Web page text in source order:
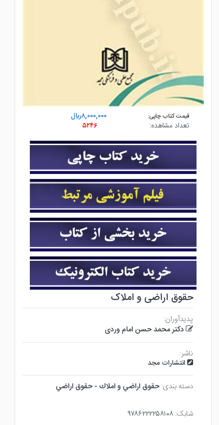
قیمت کتاب چاپی:
۸,۰۰۰,۰۰۰ريال
تعداد مشاهده:
۵۲۴۶
حقوق اراضی و املاک
پدیدآوران:
دکتر محمد حسن امام وردی
ناشر:
انتشارات مجد
دسته بندی: حقوق اراضي و املاك - حقوق اراضي
شابک: ۹۷۸۶۲۲۲۲۵۸۱۰۸